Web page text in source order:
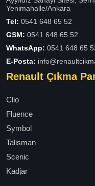
Yenimahalle/Ankara
Tel: 0541 648 65 52
GSM: 0541 648 65 52
WhatsApp: 0541 648 65
E-Posta:
Renault Çıkma
Clio
Fluence
Symbol
Talisman
Scenic
Kadjar